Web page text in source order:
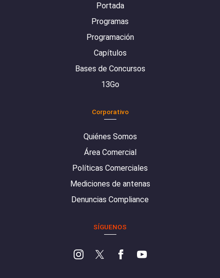
Portada
Programas
Programación
Capítulos
Bases de Concursos
13Go
Corporativo
Quiénes Somos
Área Comercial
Políticas Comerciales
Mediciones de antenas
Denuncias Compliance
SÍGUENOS